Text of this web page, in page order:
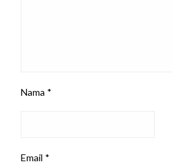
Nama *
Email *